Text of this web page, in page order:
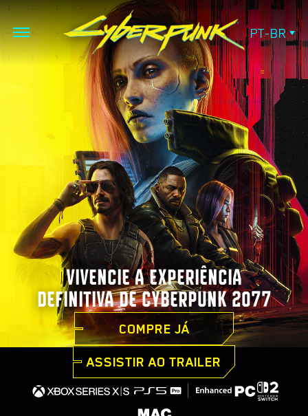
PT-BR
VIVENCIE A EXPERIÊNCIA
DEFINITIVA DE CYBERPUNK 2077
COMPRE JÁ
ASSISTIR AO TRAILER